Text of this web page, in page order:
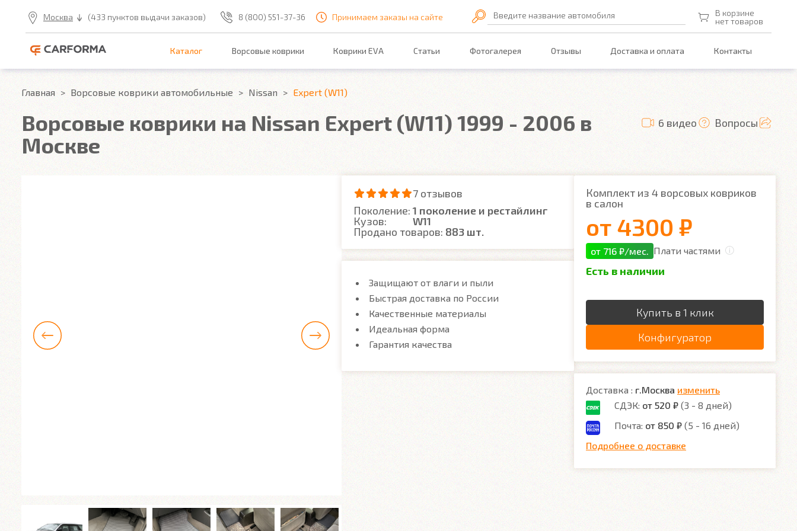
Москва (433 пунктов выдачи заказов) 8 (800) 551-37-36 Принимаем заказы на сайте Введите название автомобиля
В корзине
нет товаров
Каталог Ворсовые коврики Коврики EVA Статьи Фотогалерея Отзывы Доставка и оплата Контакты
Главная Ворсовые коврики автомобильные Nissan Expert (W11)
Ворсовые коврики на Nissan Expert (W11) 1999 - 2006 в
Москве
6 видео Вопросы
7 отзывов
Поколение: 1 поколение и рестайлинг
Кузов:
W11
Продано товаров: 883 шт.
Защищают от влаги и пыли
Быстрая доставка по России
Качественные материалы
Идеальная форма
Гарантия качества
Комплект из 4 ворсовых ковриков
в салон
от 4300 ₽
от 716 ₽/мес. Плати частями
Есть в наличии
Купить в 1 клик
Конфигуратор
Доставка : г.Москва изменить
СДЭК: от 520 ₽ (3 - 8 дней)
Почта: от 850 ₽ (5 - 16 дней)
Подробнее о доставке